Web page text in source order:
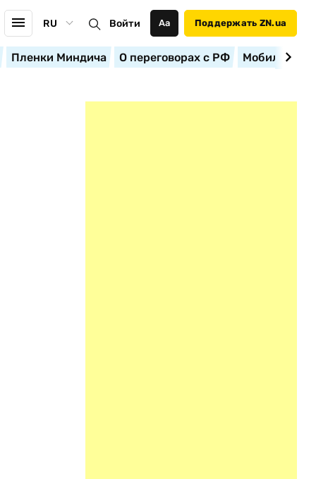
RU Войти Аа Поддержать ZN.ua
Пленки Миндича О переговорах с РФ